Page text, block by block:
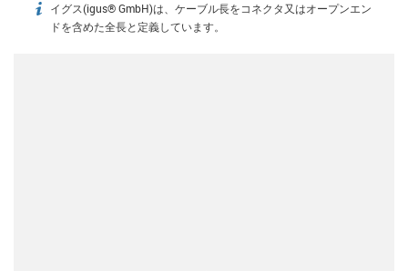
igus-icon-info
イグス(igus® GmbH)は、ケーブル長をコネクタ又はオープンエン
ドを含めた全長と定義しています。